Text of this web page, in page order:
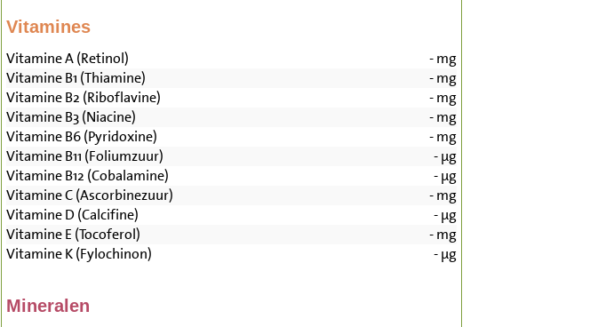
Vitamines
Vitamine A (Retinol) -mg
Vitamine B1 (Thiamine)
-mg
Vitamine B2 (Riboflavine)
-mg
Vitamine B3 (Niacine)
-mg
Vitamine B6 (Pyridoxine)
-mg
Vitamine B11 (Foliumzuur)
-µg
Vitamine B12 (Cobalamine)
-µg
Vitamine C (Ascorbinezuur)
-mg
Vitamine D (Calcifine)
-µg
Vitamine E (Tocoferol)
-mg
Vitamine K (Fylochinon)
-µg
Mineralen